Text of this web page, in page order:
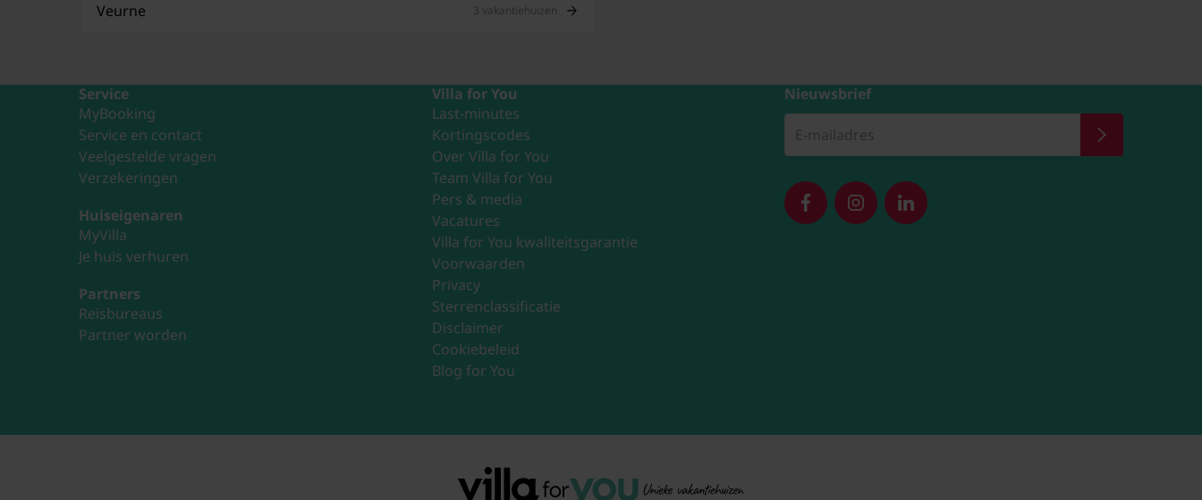
Veurne 3 vakantiehuizen
Service
MyBooking
Service en contact
Veelgestelde vragen
Verzekeringen
Huiseigenaren
MyVilla
Je huis verhuren
Partners
Reisbureaus
Partner worden
Villa for You
Last-minutes
Kortingscodes
Over Villa for You
Team Villa for You
Pers & media
Vacatures
Villa for You kwaliteitsgarantie
Voorwaarden
Privacy
Sterrenclassificatie
Disclaimer
Cookiebeleid
Blog for You
Nieuwsbrief